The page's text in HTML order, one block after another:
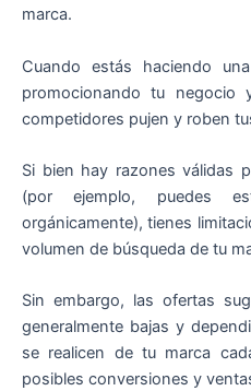
marca.
Cuando estás haciendo
promocionando tu
competidores pujen y roben
Si bien hay razones válidas
(por ejemplo, puedes
orgánicamente), tienes
volumen de búsqueda de tu
Sin embargo, las ofertas
generalmente bajas y
se realicen de tu marca
posibles conversiones y